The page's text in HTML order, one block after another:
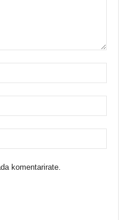
komentarirate.